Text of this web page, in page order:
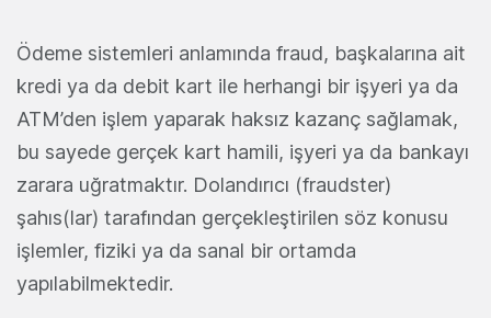
Ödeme sistemleri anlamında fraud, başkalarına ait
kredi ya da debit kart ile herhangi bir işyeri ya da
ATM’den işlem yaparak haksız kazanç sağlamak,
bu sayede gerçek kart hamili, işyeri ya da bankayı
zarara uğratmaktır. Dolandırıcı (fraudster)
şahıs(lar) tarafından gerçekleştirilen söz konusu
işlemler, fiziki ya da sanal bir ortamda
yapılabilmektedir.